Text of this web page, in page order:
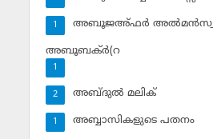
അബൂജഅ്ഫര്‍
1
അബൂബക്ര്‍(റ
1
അബ്ദുല്‍ മലിക്‌
2
അബ്ബാസികളുടെ പതനം
1